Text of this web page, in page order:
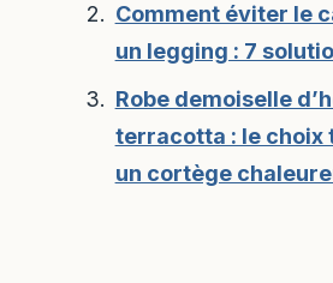
Comment éviter le
un legging : 7
Robe demoiselle
terracotta : le choix
un cortège